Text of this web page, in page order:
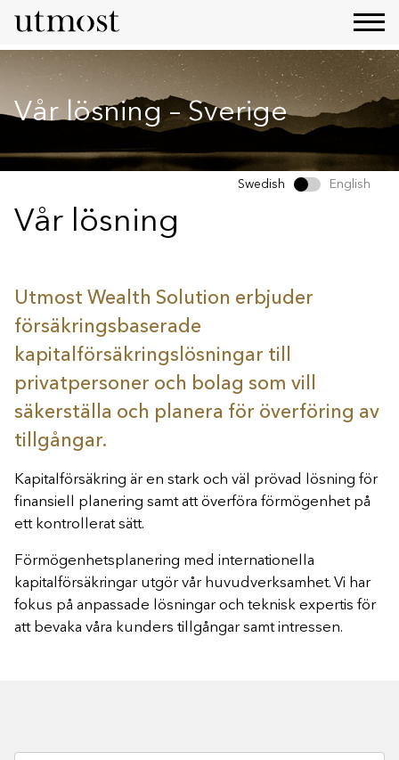
Vår lösning – Sverige
Swedish English
Vår lösning
Utmost Wealth Solution erbjuder
försäkringsbaserade
kapitalförsäkringslösningar till
privatpersoner och bolag som vill
säkerställa och planera för överföring av
tillgångar.
Kapitalförsäkring är en stark och väl prövad lösning för
finansiell planering samt att överföra förmögenhet på
ett kontrollerat sätt.
Förmögenhetsplanering med internationella
kapitalförsäkringar utgör vår huvudverksamhet. Vi har
fokus på anpassade lösningar och teknisk expertis för
att bevaka våra kunders tillgångar samt intressen.